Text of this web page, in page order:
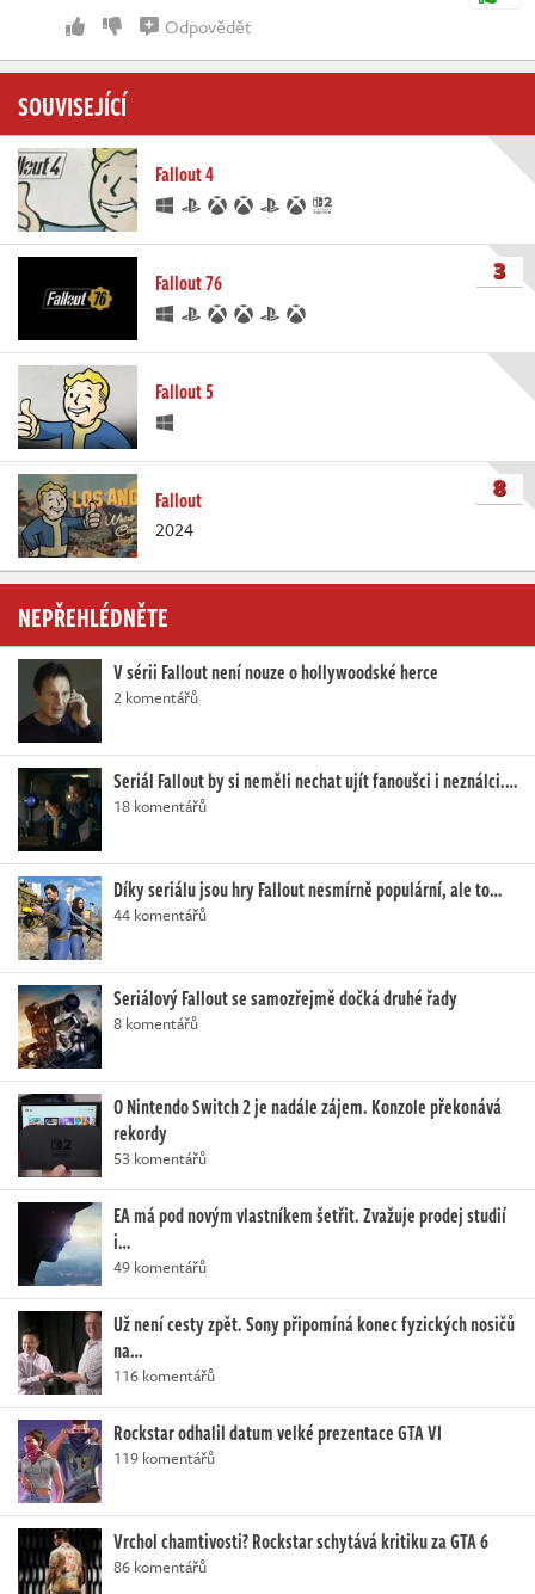
Odpovědět
SOUVISEJÍCÍ
Fallout 4
Fallout 76 3
Fallout 5
Fallout
2024
8
NEPŘEHLÉDNĚTE
V sérii Fallout není nouze o hollywoodské herce
2 komentářů
Seriál Fallout by si neměli nechat ujít fanoušci i neználci.…
18 komentářů
Díky seriálu jsou hry Fallout nesmírně populární, ale to…
44 komentářů
Seriálový Fallout se samozřejmě dočká druhé řady
8 komentářů
O Nintendo Switch 2 je nadále zájem. Konzole překonává
rekordy
53 komentářů
EA má pod novým vlastníkem šetřit. Zvažuje prodej studií
i…
49 komentářů
Už není cesty zpět. Sony připomíná konec fyzických nosičů
na…
116 komentářů
Rockstar odhalil datum velké prezentace GTA VI
119 komentářů
Vrchol chamtivosti? Rockstar schytává kritiku za GTA 6
86 komentářů